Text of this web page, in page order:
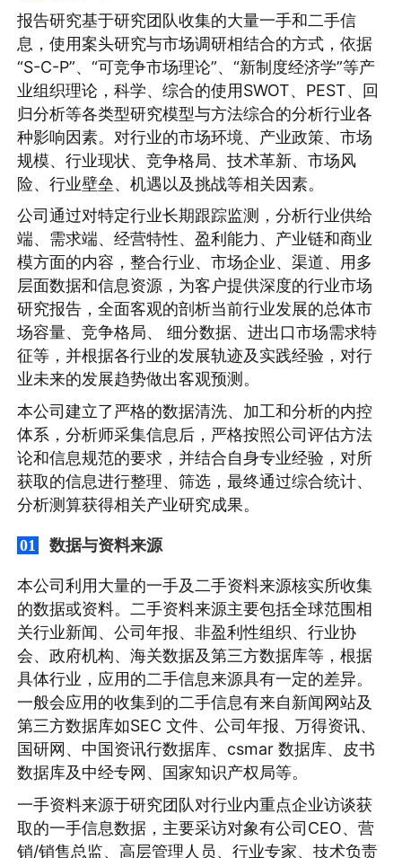
报告研究基于研究团队收集的大量一手和二手信
息，使用案头研究与市场调研相结合的方式，依据
“S-C-P”、“可竞争市场理论”、“新制度经济学”等产
业组织理论，科学、综合的使用SWOT、PEST、回
归分析等各类型研究模型与方法综合的分析行业各
种影响因素。对行业的市场环境、产业政策、市场
规模、行业现状、竞争格局、技术革新、市场风
险、行业壁垒、机遇以及挑战等相关因素。
公司通过对特定行业长期跟踪监测，分析行业供给
端、需求端、经营特性、盈利能力、产业链和商业
模方面的内容，整合行业、市场企业、渠道、用多
层面数据和信息资源，为客户提供深度的行业市场
研究报告，全面客观的剖析当前行业发展的总体市
场容量、竞争格局、 细分数据、进出口市场需求特
征等，并根据各行业的发展轨迹及实践经验，对行
业未来的发展趋势做出客观预测。
本公司建立了严格的数据清洗、加工和分析的内控
体系，分析师采集信息后，严格按照公司评估方法
论和信息规范的要求，并结合自身专业经验，对所
获取的信息进行整理、筛选，最终通过综合统计、
分析测算获得相关产业研究成果。
01 数据与资料来源
本公司利用大量的一手及二手资料来源核实所收集
的数据或资料。二手资料来源主要包括全球范围相
关行业新闻、公司年报、非盈利性组织、行业协
会、政府机构、海关数据及第三方数据库等，根据
具体行业，应用的二手信息来源具有一定的差异。
一般会应用的收集到的二手信息有来自新闻网站及
第三方数据库如SEC 文件、公司年报、万得资讯、
国研网、中国资讯行数据库、csmar 数据库、皮书
数据库及中经专网、国家知识产权局等。
一手资料来源于研究团队对行业内重点企业访谈获
取的一手信息数据，主要采访对象有公司CEO、营
销/销售总监、高层管理人员、行业专家、技术负责